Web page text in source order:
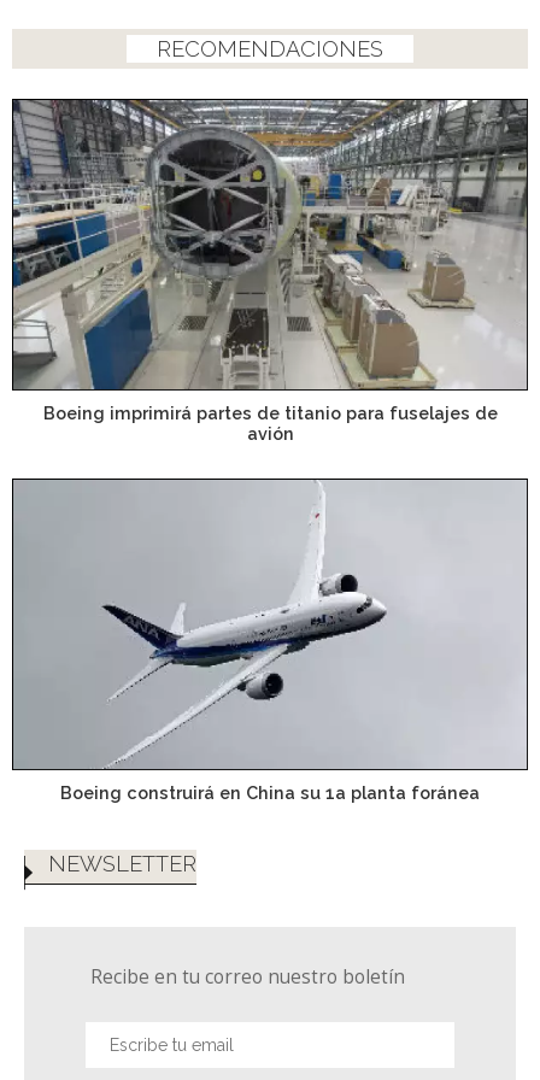
RECOMENDACIONES
Boeing imprimirá partes de titanio para fuselajes de
avión
Boeing construirá en China su 1a planta foránea
NEWSLETTER
Recibe en tu correo nuestro boletín